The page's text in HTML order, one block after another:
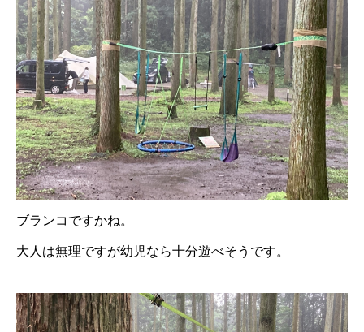
ブランコですかね。
大人は無理ですが幼児なら十分遊べそうです。